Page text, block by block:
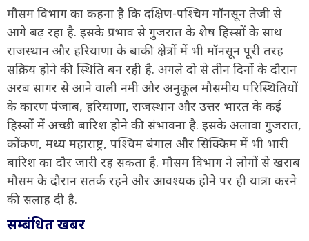
मौसम विभाग का कहना है कि दक्षिण-पश्चिम मॉनसून तेजी से
आगे बढ़ रहा है. इसके प्रभाव से गुजरात के शेष हिस्सों के साथ
राजस्थान और हरियाणा के बाकी क्षेत्रों में भी मॉनसून पूरी तरह
सक्रिय होने की स्थिति बन रही है. अगले दो से तीन दिनों के दौरान
अरब सागर से आने वाली नमी और अनुकूल मौसमीय परिस्थितियों
के कारण पंजाब, हरियाणा, राजस्थान और उत्तर भारत के कई
हिस्सों में अच्छी बारिश होने की संभावना है. इसके अलावा गुजरात,
कोंकण, मध्य महाराष्ट्र, पश्चिम बंगाल और सिक्किम में भी भारी
बारिश का दौर जारी रह सकता है. मौसम विभाग ने लोगों से खराब
मौसम के दौरान सतर्क रहने और आवश्यक होने पर ही यात्रा करने
की सलाह दी है.
सम्बंधित खबर